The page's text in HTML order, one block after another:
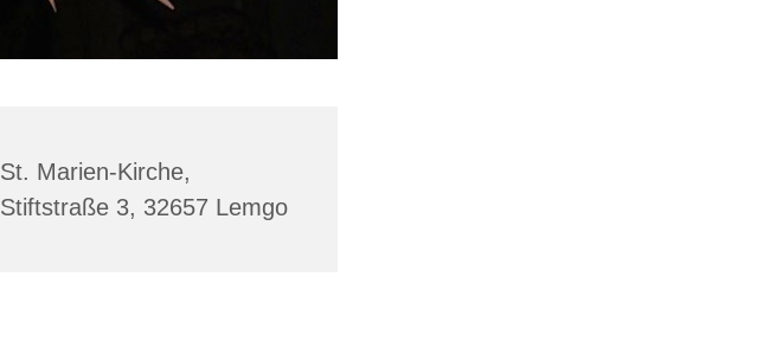
St. Marien-Kirche,
Stiftstraße 3, 32657 Lemgo